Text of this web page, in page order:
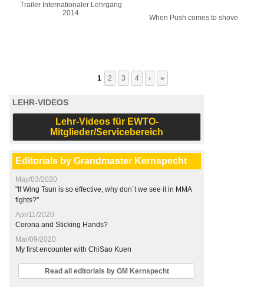
Trailer Internationaler Lehrgang
2014
When Push comes to shove
1 2 3 4 › »
LEHR-VIDEOS
Lehr-Videos für EWTO-
Mitglieder/Servicebereich
Editorials by Grandmaster Kernspecht
May/03/2020
"If Wing Tsun is so effective, why don´t we see it in MMA
fights?"
Apr/11/2020
Corona and Sticking Hands?
Mar/09/2020
My first encounter with ChiSao Kuen
Read all editorials by GM Kernspecht